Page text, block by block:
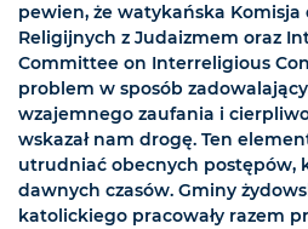
pewien, że watykańska
Religijnych z Judaizmem oraz
Committee on Interreligious
problem w sposób
wzajemnego zaufania i
wskazał nam drogę. Ten
utrudniać obecnych postępów,
dawnych czasów. Gminy
katolickiego pracowały razem